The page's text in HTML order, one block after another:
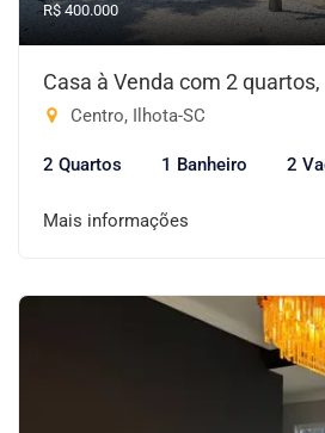
R$ 400.000
Casa à Venda com 2 quartos,
Centro, Ilhota-SC
2 Quartos 1 Banheiro 2
Mais informações